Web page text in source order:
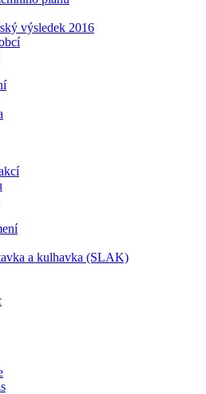
výsledek 2016
a kulhavka (SLAK)